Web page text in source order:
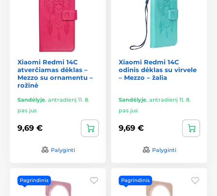
Xiaomi Redmi 14C
atverčiamas dėklas –
Mezzo su ornamentu –
rožinė
Sandėlyje, antradienį 11. 8.
pas jus
9,69 €
Palyginti
Xiaomi Redmi 14C
odinis dėklas su virvele
– Mezzo – žalia
Sandėlyje, antradienį 11. 8.
pas jus
9,69 €
Palyginti
Pagrindinis Pagrindinis